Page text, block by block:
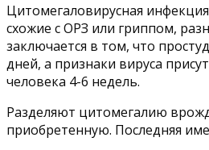
Цитомегаловирусная
схожие с ОРЗ или гриппом,
заключается в том, что
дней, а признаки вируса
человека 4-6 недель.
Разделяют цитомегалию
приобретенную. Последняя